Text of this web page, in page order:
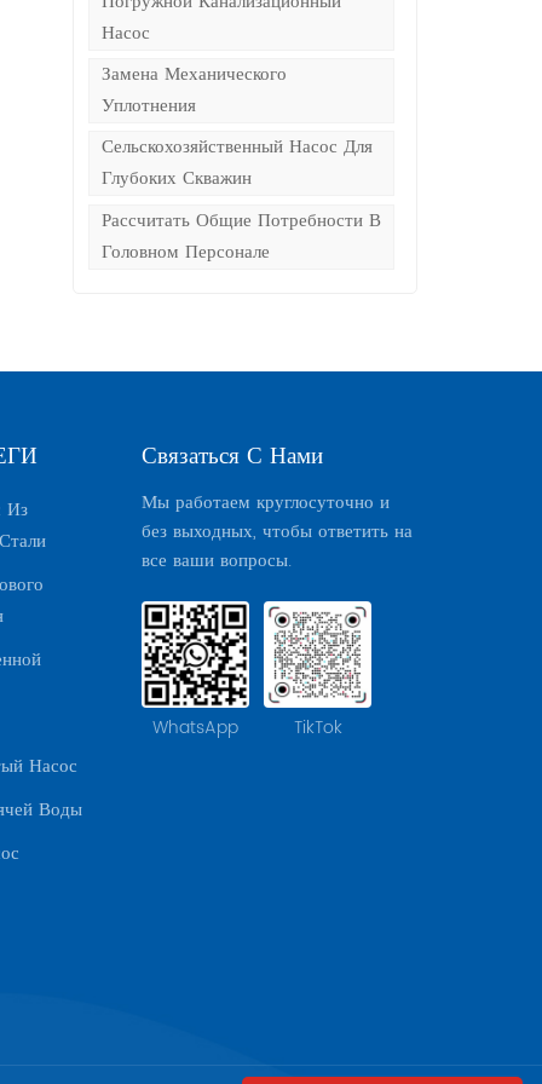
Насос
Замена Механического
Уплотнения
Сельскохозяйственный Насос Для
Глубоких Скважин
Рассчитать Общие Потребности В
Головном Персонале
Из
Насос
Воды
Связаться С Нами
Мы работаем круглосуточно и
без выходных, чтобы ответить на
все ваши вопросы.
WhatsApp TikTok